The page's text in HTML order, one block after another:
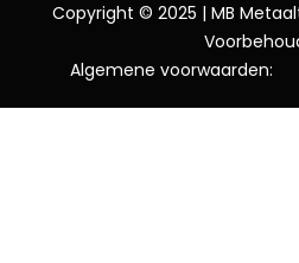
Copyright © 2025 | MB
Algemene voorwaarden: